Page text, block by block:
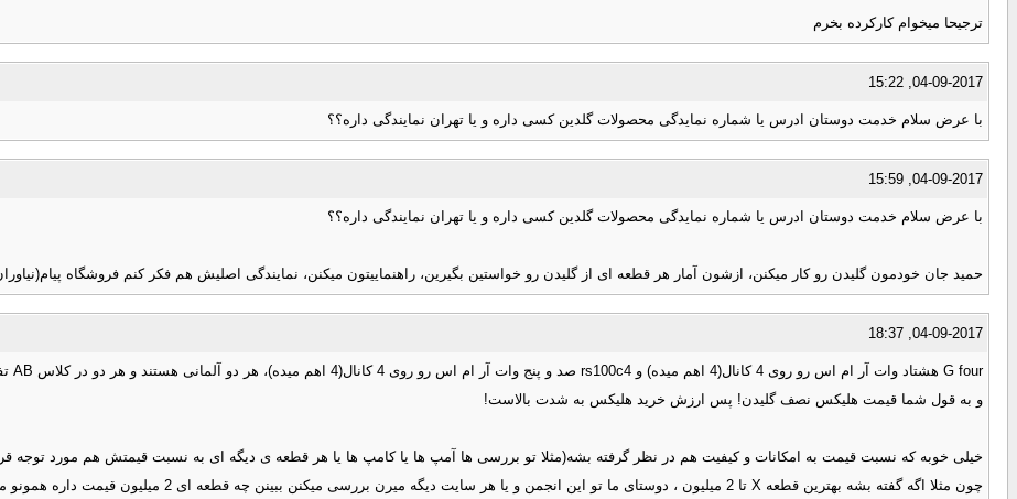
ترجیحا میخوام کارکرده بخرم
04-09-2017, 15:22
با عرض سلام خدمت دوستان ادرس یا شماره نمایدگی محصولات گلدین کسی داره و یا تهران نمایندگی داره؟؟
04-09-2017, 15:59
با عرض سلام خدمت دوستان ادرس یا شماره نمایدگی محصولات گلدین کسی داره و یا تهران نمایندگی داره؟؟
حمید جان خودمون گلیدن رو کار میکنن، ازشون آمار هر قطعه ای از گلیدن رو خواستین بگیرین، راهنماییتون میکنن، نمایندگی اصلیش هم فکر کنم فروشگاه
04-09-2017, 18:37
G four هشتاد وات آر ام اس رو روی 4 کانال(4 اهم میده) و rs100c4 صد و پنج وات آر ام اس رو روی 4 کانال(4 اهم میده)، هر دو آلمانی هستند و هر دو در کلاس AB تفاوت پاورشون 25 وات آر ام اس هست
و به قول شما قیمت هلیکس نصف گلیدن! پس ارزش خرید هلیکس به شدت بالاست!
خیلی خوبه که نسبت قیمت به امکانات و کیفیت هم در نظر گرفته بشه(مثلا تو بررسی ها آمپ ها یا کامپ ها یا هر قطعه ی دیگه ای به نسبت قیمتش هم مورد توجه
چون مثلا اگه گفته بشه بهترین قطعه X تا 2 میلیون ، دوستای ما تو این انجمن و یا هر سایت دیگه میرن بررسی میکنن ببینن چه قطعه ای 2 میلیون قیمت داره همونو معرفی میکنن!